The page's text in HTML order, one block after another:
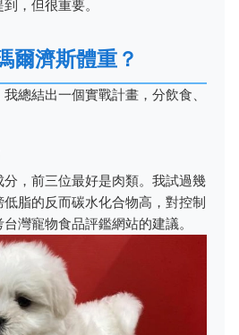
，但很重要。
爾濟斯體重？
總結出一個實戰計畫，分飲食、
，前三位最好是肉類。我試過幾
脂的反而碳水化合物高，對控制
灣寵物食品評鑑網站的建議。